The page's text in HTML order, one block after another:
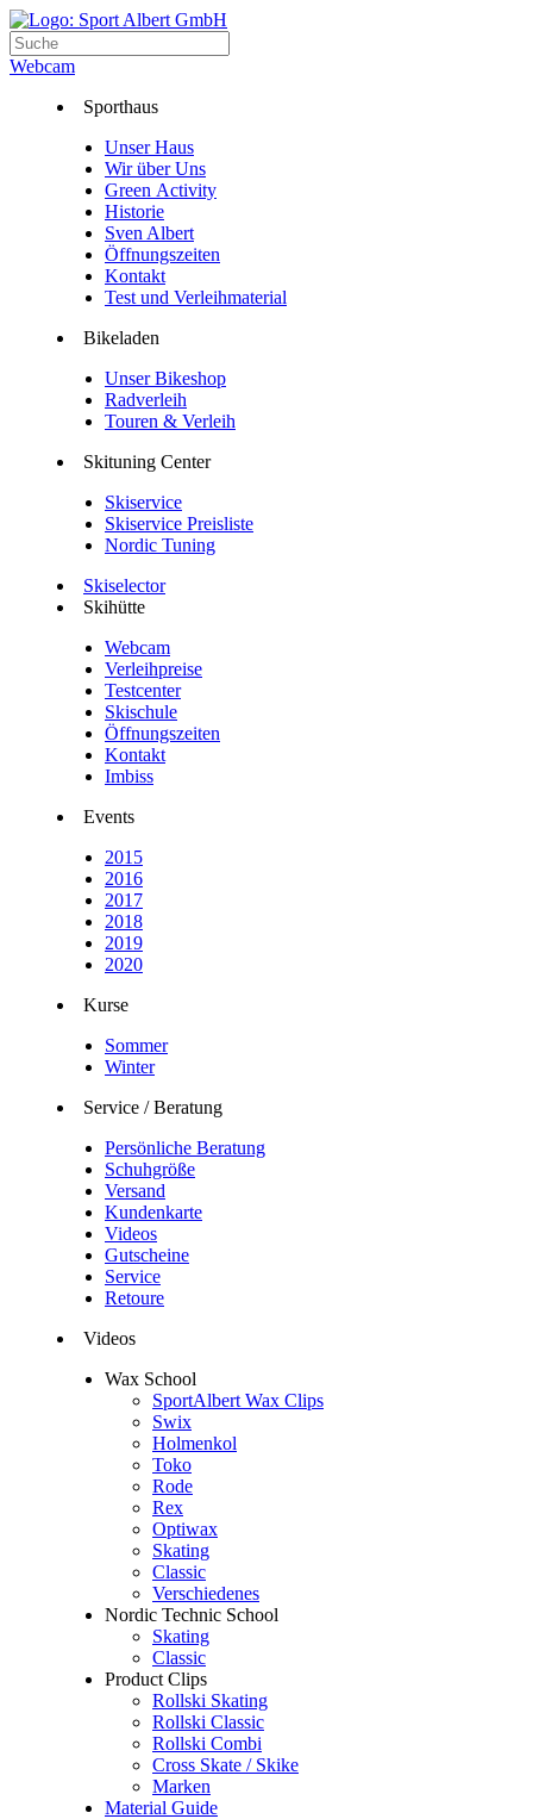
Webcam
Sporthaus
Unser Haus
Wir über Uns
Green Activity
Historie
Sven Albert
Öffnungszeiten
Kontakt
Test und Verleihmaterial
Bikeladen
Unser Bikeshop
Radverleih
Touren & Verleih
Skituning Center
Skiservice
Skiservice Preisliste
Nordic Tuning
Skiselector
Skihütte
Webcam
Verleihpreise
Testcenter
Skischule
Öffnungszeiten
Kontakt
Imbiss
Events
2015
2016
2017
2018
2019
2020
Kurse
Sommer
Winter
Service / Beratung
Persönliche Beratung
Schuhgröße
Versand
Kundenkarte
Videos
Gutscheine
Service
Retoure
Videos
Wax School
SportAlbert Wax Clips
Swix
Holmenkol
Toko
Rode
Rex
Optiwax
Skating
Classic
Verschiedenes
Nordic Technic School
Skating
Classic
Product Clips
Rollski Skating
Rollski Classic
Rollski Combi
Cross Skate / Skike
Marken
Material Guide